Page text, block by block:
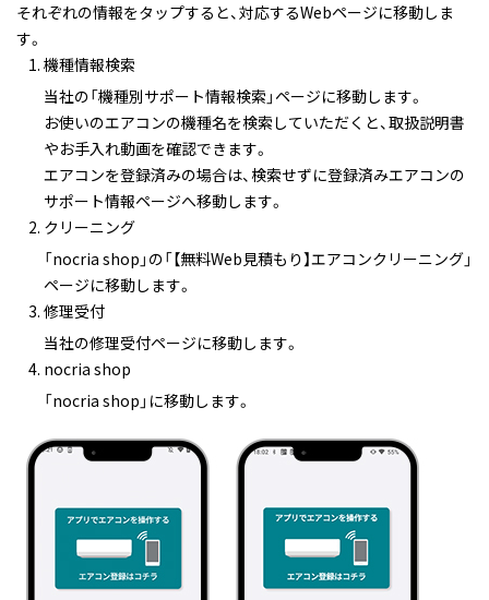
それぞれの情報をタップすると、対応するWebページに移動しま
す。
機種情報検索
当社の「機種別サポート情報検索」ページに移動します。
お使いのエアコンの機種名を検索していただくと、取扱説明書
やお手入れ動画を確認できます。
エアコンを登録済みの場合は、検索せずに登録済みエアコンの
サポート情報ページへ移動します。
クリーニング
「nocria shop」の「【無料Web見積もり】エアコンクリーニング」
ページに移動します。
修理受付
当社の修理受付ページに移動します。
nocria shop
「nocria shop」に移動します。